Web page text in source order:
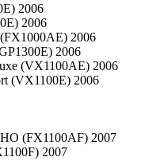
2006
2006
2006
2006
(VX1100AE) 2006
(VX1100E) 2006
(FX1100AF) 2007
2007